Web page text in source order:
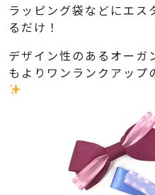
ラッピング袋などにエス
るだけ！
デザイン性のあるオーガ
もよりワンランクアッ